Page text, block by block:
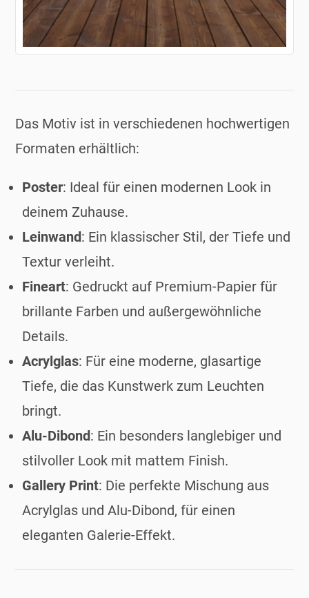
Das Motiv ist in verschiedenen hochwertigen
Formaten erhältlich:
Poster: Ideal für einen modernen Look in
deinem Zuhause.
Leinwand: Ein klassischer Stil, der Tiefe und
Textur verleiht.
Fineart: Gedruckt auf Premium-Papier für
brillante Farben und außergewöhnliche
Details.
Acrylglas: Für eine moderne, glasartige
Tiefe, die das Kunstwerk zum Leuchten
bringt.
Alu-Dibond: Ein besonders langlebiger und
stilvoller Look mit mattem Finish.
Gallery Print: Die perfekte Mischung aus
Acrylglas und Alu-Dibond, für einen
eleganten Galerie-Effekt.